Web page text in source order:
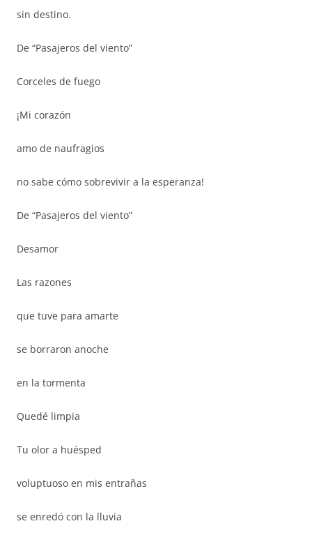
sin destino.
De “Pasajeros del viento”
Corceles de fuego
¡Mi corazón
amo de naufragios
no sabe cómo sobrevivir a la esperanza!
De “Pasajeros del viento”
Desamor
Las razones
que tuve para amarte
se borraron anoche
en la tormenta
Quedé limpia
Tu olor a huésped
voluptuoso en mis entrañas
se enredó con la lluvia